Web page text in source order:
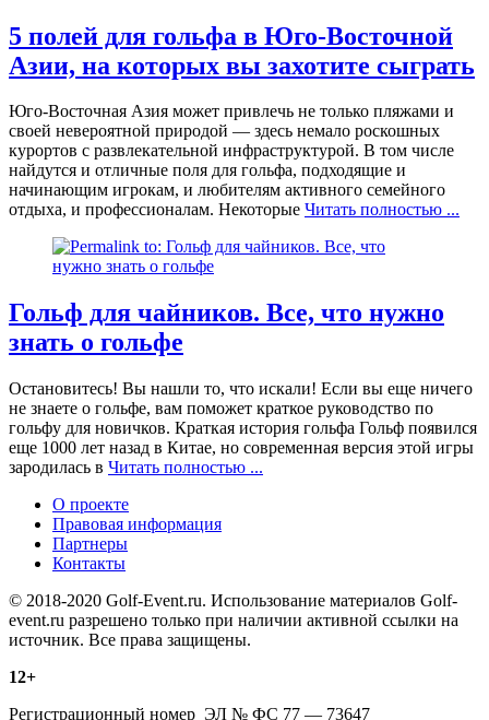
5 полей для гольфа в Юго-Восточной
Азии, на которых вы захотите сыграть
Юго-Восточная Азия может привлечь не только пляжами и
своей невероятной природой — здесь немало роскошных
курортов с развлекательной инфраструктурой. В том числе
найдутся и отличные поля для гольфа, подходящие и
начинающим игрокам, и любителям активного семейного
отдыха, и профессионалам. Некоторые Читать полностью ...
Гольф для чайников. Все, что нужно
знать о гольфе
Остановитесь! Вы нашли то, что искали! Если вы еще ничего
не знаете о гольфе, вам поможет краткое руководство по
гольфу для новичков. Краткая история гольфа Гольф появился
еще 1000 лет назад в Китае, но современная версия этой игры
зародилась в Читать полностью ...
О проекте
Правовая информация
Партнеры
Контакты
© 2018-2020 Golf-Event.ru. Использование материалов Golf-
event.ru разрешено только при наличии активной ссылки на
источник. Все права защищены.
12+
Регистрационный номер ЭЛ № ФС 77 — 73647